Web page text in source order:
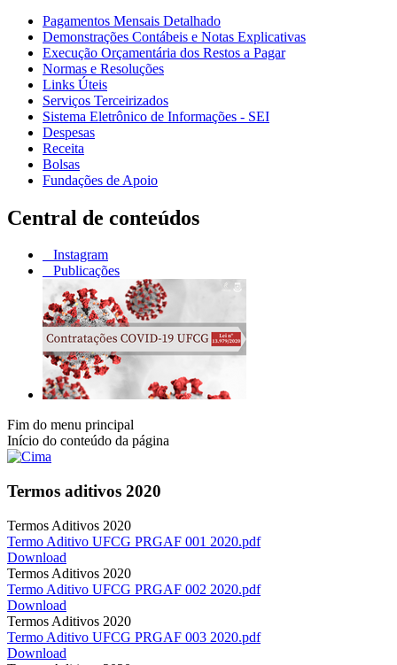
Pagamentos Mensais Detalhado
Demonstrações Contábeis e Notas Explicativas
Execução Orçamentária dos Restos a Pagar
Normas e Resoluções
Links Úteis
Serviços Terceirizados
Sistema Eletrônico de Informações - SEI
Despesas
Receita
Bolsas
Fundações de Apoio
Central de conteúdos
Instagram
Publicações
Fim do menu principal
Início do conteúdo da página
Termos aditivos 2020
Termos Aditivos 2020
Termo Aditivo UFCG PRGAF 001 2020.pdf
Download
Termos Aditivos 2020
Termo Aditivo UFCG PRGAF 002 2020.pdf
Download
Termos Aditivos 2020
Termo Aditivo UFCG PRGAF 003 2020.pdf
Download